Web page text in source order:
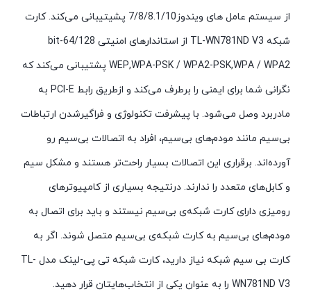
از سیستم عامل های ویندوز7/8/8.1/10 پشیتیبانی می‌کند. کارت
شبکه TL-WN781ND V3 از استاندارهای امنیتی 64/128-bit
WEP,WPA-PSK / WPA2-PSK,WPA / WPA2 پشتیبانی می‌کند که
نگرانی شما برای ایمنی را برطرف می‌کند و ازطریق رابط PCI-E به
مادربرد وصل می‌شود. با پیشرفت تکنولوژی و فراگیرشدن ارتباطات
بی‌سیم مانند مودم‌های بی‌‌سیم، افراد به اتصالات بی‌سیم رو
آورده‌اند. برقراری این اتصالات بسیار راحت‌تر هستند و مشکل سیم
و کابل‌های متعدد را ندارند. درنتیجه بسیاری از کامپیوترهای
رومیزی دارای کارت شبکه‌ی بی‌سیم نیستند و باید برای اتصال به
مودم‌های بی‌سیم به کارت شبکه‌ی بی‌سیم متصل شوند. اگر به
کارت بی سیم شبکه نیاز دارید، کارت شبکه تی پی-لینک مدل TL-
WN781ND V3 را به عنوان یکی از انتخاب‌هایتان قرار دهید.